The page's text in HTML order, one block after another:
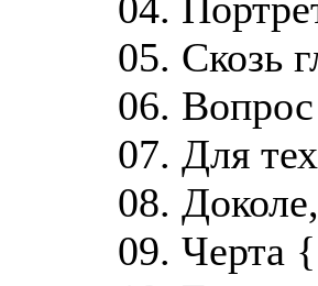
05. Скозь
06.
07. Для
08.
09. Черта